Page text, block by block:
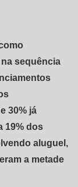
sequência
30% já
19% dos
aluguel,
a metade